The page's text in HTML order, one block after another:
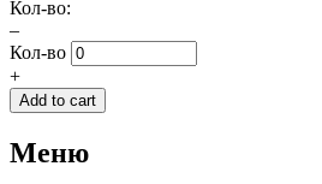
Кол-во:
–
Кол-во
+
Меню